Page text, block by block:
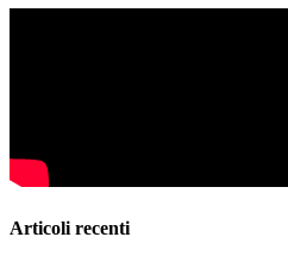
Articoli recenti